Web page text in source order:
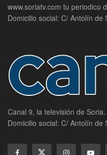
www.soriatv.com tu periodico
Domicilio social: C/ Antolín de
Canal 9, la televisión de Soria.
Domicilio social: C/ Antolín de